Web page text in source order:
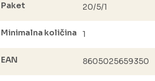
Paket 20/5/1
Minimalna količina 1
EAN 8605025659350